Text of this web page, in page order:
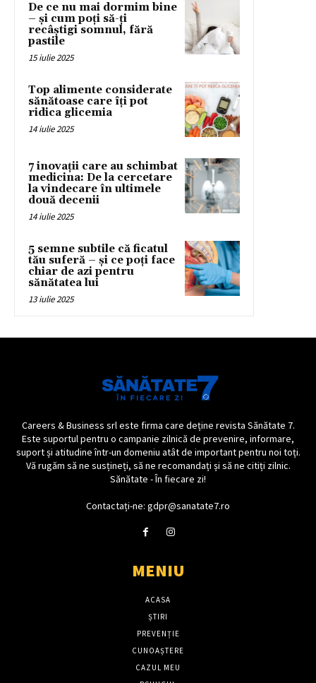
De ce nu mai dormim bine
– și cum poți să-ți
recâștigi somnul, fără
pastile
15 iulie 2025
Top alimente considerate
sănătoase care îți pot
ridica glicemia
14 iulie 2025
7 inovații care au schimbat
medicina: De la cercetare
la vindecare în ultimele
două decenii
14 iulie 2025
5 semne subtile că ficatul
tău suferă – și ce poți face
chiar de azi pentru
sănătatea lui
13 iulie 2025
Careers & Business srl este firma care deține revista Sănătate 7.
Este suportul pentru o campanie zilnică de prevenire, informare,
suport și atitudine într-un domeniu atât de important pentru noi toți.
Vă rugăm să ne susțineți, să ne recomandați și să ne citiți zilnic.
Sănătate - În fiecare zi!
Contactați-ne: gdpr@sanatate7.ro
MENIU
ACASA
ȘTIRI
PREVENȚIE
CUNOAȘTERE
CAZUL MEU